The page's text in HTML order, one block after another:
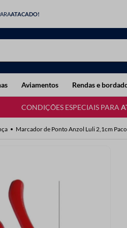
ATACADO!
Aviamentos Rendas e
CONDIÇÕES ESPECIAIS PARA
Marcador de Ponto Anzol Luli 2,1cm